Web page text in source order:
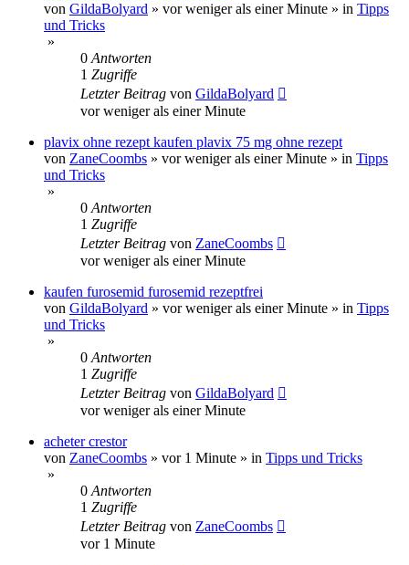
von GildaBolyard » vor weniger als einer Minute » in Tipps
und Tricks
»
0 Antworten
1 Zugriffe
Letzter Beitrag von GildaBolyard
vor weniger als einer Minute
plavix ohne rezept kaufen plavix 75 mg ohne rezept
von ZaneCoombs » vor weniger als einer Minute » in Tipps
und Tricks
»
0 Antworten
1 Zugriffe
Letzter Beitrag von ZaneCoombs
vor weniger als einer Minute
kaufen furosemid furosemid rezeptfrei
von GildaBolyard » vor weniger als einer Minute » in Tipps
und Tricks
»
0 Antworten
1 Zugriffe
Letzter Beitrag von GildaBolyard
vor weniger als einer Minute
acheter crestor
von ZaneCoombs » vor 1 Minute » in Tipps und Tricks
»
0 Antworten
1 Zugriffe
Letzter Beitrag von ZaneCoombs
vor 1 Minute